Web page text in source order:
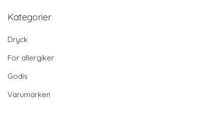
Kategorier
Dryck
För allergiker
Godis
Varumärken